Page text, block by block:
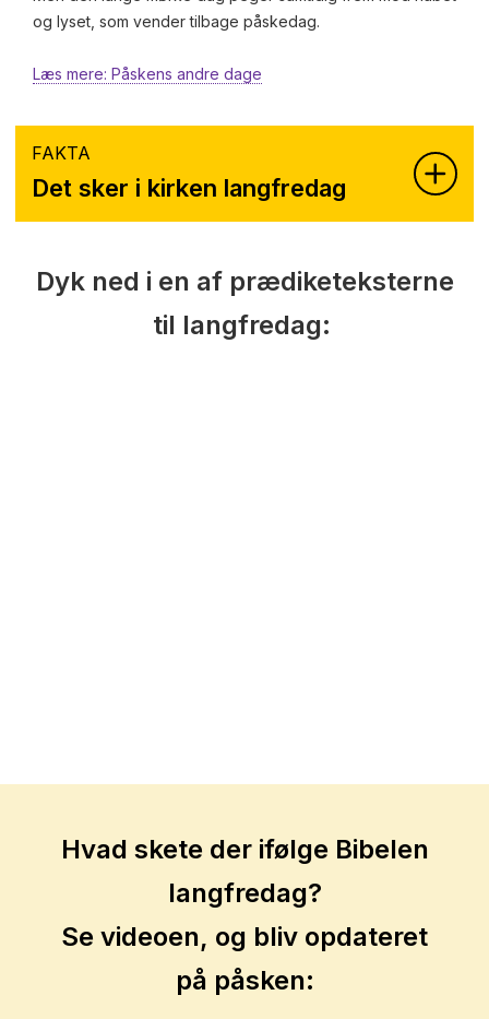
og lyset, som vender tilbage påskedag.
Læs mere: Påskens andre dage
FAKTA
Det sker i kirken langfredag
Dyk ned i en af prædiketeksterne
til langfredag:
Hvad skete der ifølge Bibelen
langfredag?
Se videoen, og bliv opdateret
på påsken: